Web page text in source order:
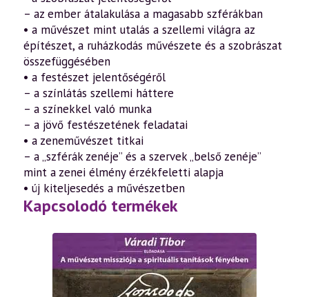
– az ember átalakulása a magasabb szférákban
• a művészet mint utalás a szellemi világra az
építészet, a ruházkodás művészete és a szobrászat
összefüggésében
• a festészet jelentőségéről
– a színlátás szellemi háttere
– a színekkel való munka
– a jövő festészetének feladatai
• a zeneművészet titkai
– a „szférák zenéje” és a szervek „belső zenéje”
mint a zenei élmény érzékfeletti alapja
• új kiteljesedés a művészetben
Kapcsolodó termékek